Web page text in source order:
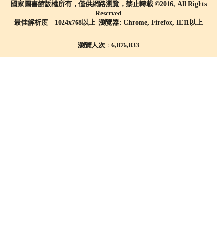
國家圖書館版權所有，僅供網路瀏覽，禁止轉載 ©2016, All Rights
Reserved
最佳解析度 1024x768以上 |瀏覽器: Chrome, Firefox, IE11以上
瀏覽人次 : 6,876,833